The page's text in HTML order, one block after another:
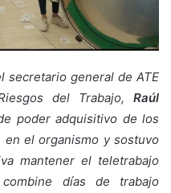
secretario general de ATE
del Trabajo, Raúl
poder adquisitivo de los
en el organismo y sostuvo
mantener el teletrabajo
días de trabajo